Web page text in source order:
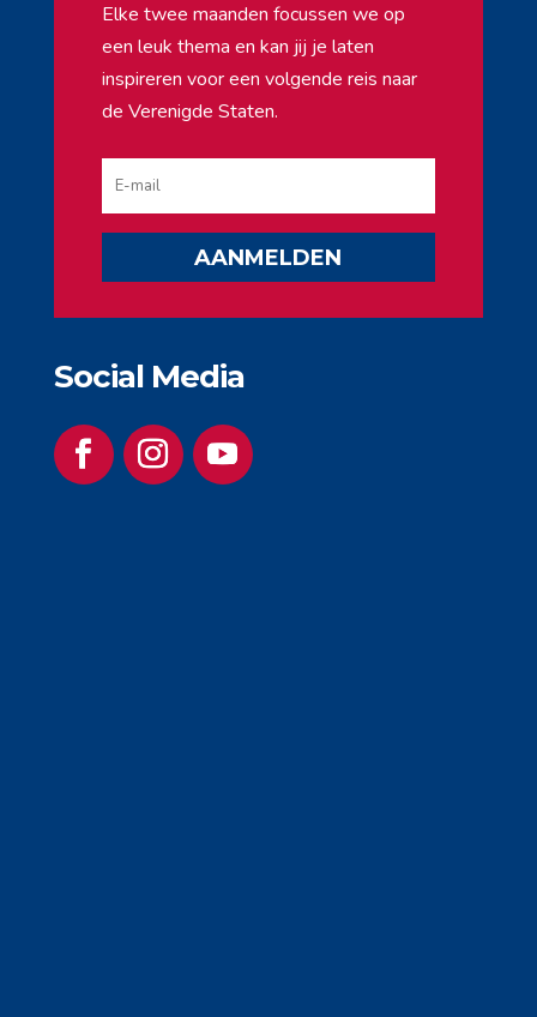
Elke twee maanden focussen we op
een leuk thema en kan jij je laten
inspireren voor een volgende reis naar
de Verenigde Staten.
AANMELDEN
Social Media